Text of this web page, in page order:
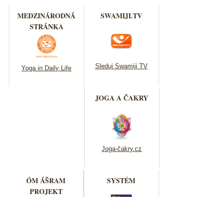
MEDZINÁRODNÁ
STRÁNKA
Yoga in Daily Life
SWAMIJI.TV
Sleduj Swamiji TV
JOGA A ČAKRY
Joga-čakry.cz
ÓM ÁŠRAM
PROJEKT
SYSTÉM